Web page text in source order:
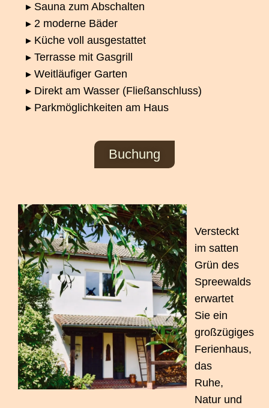
▸ Sauna zum Abschalten
▸ 2 moderne Bäder
▸ Küche voll ausgestattet
▸ Terrasse mit Gasgrill
▸ Weitläufiger Garten
▸ Direkt am Wasser (Fließanschluss)
▸ Parkmöglichkeiten am Haus
Buchung
Versteckt
im satten
Grün des
Spreewalds
erwartet
Sie ein
großzügiges
Ferienhaus,
das
Ruhe,
Natur und